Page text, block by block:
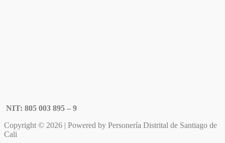
NIT: 805 003 895 – 9
Copyright © 2026 | Powered by Personería Distrital de Santiago de
Cali